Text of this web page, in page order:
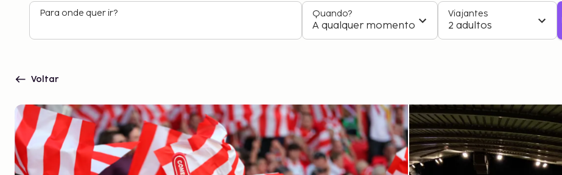
Para onde quer ir? Quando?
A qualquer momento
Viajantes
2 adultos
Voltar